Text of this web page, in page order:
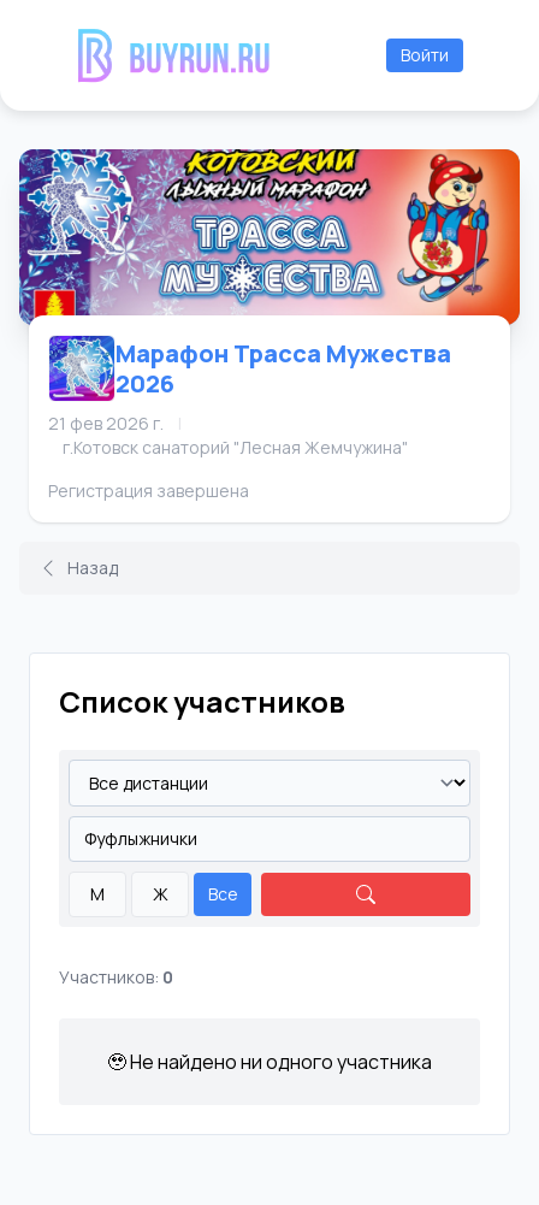
Войти
Марафон Трасса Мужества
2026
21 фев 2026 г.
|
г.Котовск санаторий "Лесная Жемчужина"
Регистрация завершена
Назад
Список участников
М Ж Все
Участников: 0
🥹 Не найдено ни одного участника